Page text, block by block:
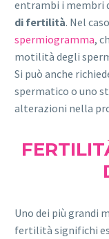
entrambi i membri
di fertilità. Nel
spermiogramma,
motilità degli
Si può anche
spermatico o uno
alterazioni nella
Uno dei più grandi
fertilità significhi